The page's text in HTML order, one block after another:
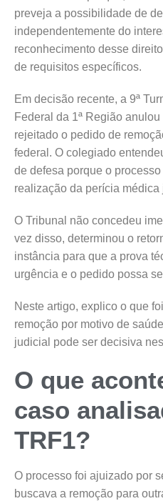
preveja a possibilidade de
independentemente do
reconhecimento desse
de requisitos específicos.
Em decisão recente, a 9ª
Federal da 1ª Região
rejeitado o pedido de
federal. O colegiado
de defesa porque o
realização da perícia
O Tribunal não concedeu
vez disso, determinou o
instância para que a prova
urgência e o pedido possa
Neste artigo, explico o que
remoção por motivo de
judicial pode ser decisiva
O que
caso
TRF1?
O processo foi ajuizado por
buscava a remoção para